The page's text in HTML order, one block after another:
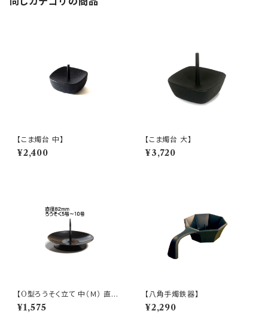
【こま燭台 中】
¥2,400
【こま燭台 大】
¥3,720
【O型ろうそく立て 中（Ｍ） 直径
82mm】
¥1,575
【八角手燭鉄器】
¥2,290